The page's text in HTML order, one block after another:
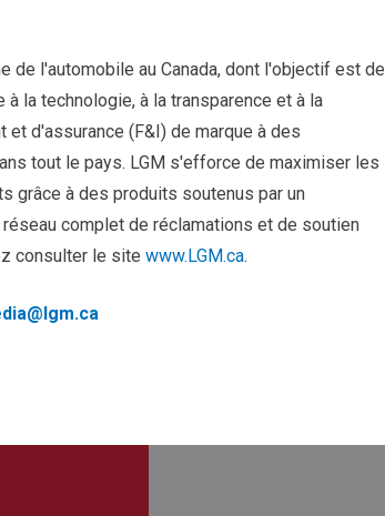
de l'automobile au Canada, dont l'objectif est de
la technologie, à la transparence et à la
d'assurance (F&I) de marque à des
tout le pays. LGM s'efforce de maximiser les
grâce à des produits soutenus par un
complet de réclamations et de soutien
consulter le site www.LGM.ca.